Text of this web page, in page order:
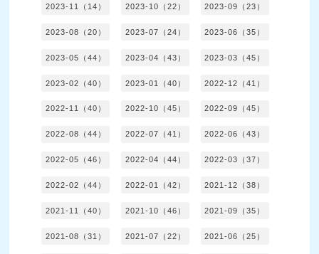
2023-11（14） 2023-10（22） 2023-09（23）
2023-08（20） 2023-07（24） 2023-06（35）
2023-05（44） 2023-04（43） 2023-03（45）
2023-02（40） 2023-01（40） 2022-12（41）
2022-11（40） 2022-10（45） 2022-09（45）
2022-08（44） 2022-07（41） 2022-06（43）
2022-05（46） 2022-04（44） 2022-03（37）
2022-02（44） 2022-01（42） 2021-12（38）
2021-11（40） 2021-10（46） 2021-09（35）
2021-08（31） 2021-07（22） 2021-06（25）